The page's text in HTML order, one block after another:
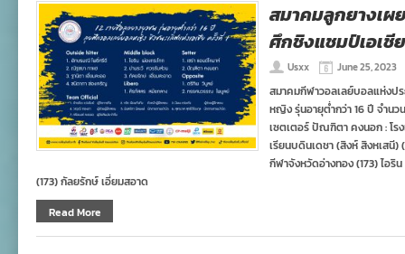
สมาคมลูกยางเผ
ศึกชิงแชมป์เอเชีย
Usxx June 25, 2023
สมาคมกีฬาวอลเลย์บอลแห่งป
หญิง รุ่นอายุต่ำกว่า 16 ปี จำนว
เซตเตอร์ ปัณฑิตา คงนอก : โรง
เรียนบดินเดชา (สิงห์ สิงหเสนี)
กีฬาจังหวัดอ่างทอง (173) ไอริ
(173) กัลยรักษ์ เอี่ยมสอาด
Read More